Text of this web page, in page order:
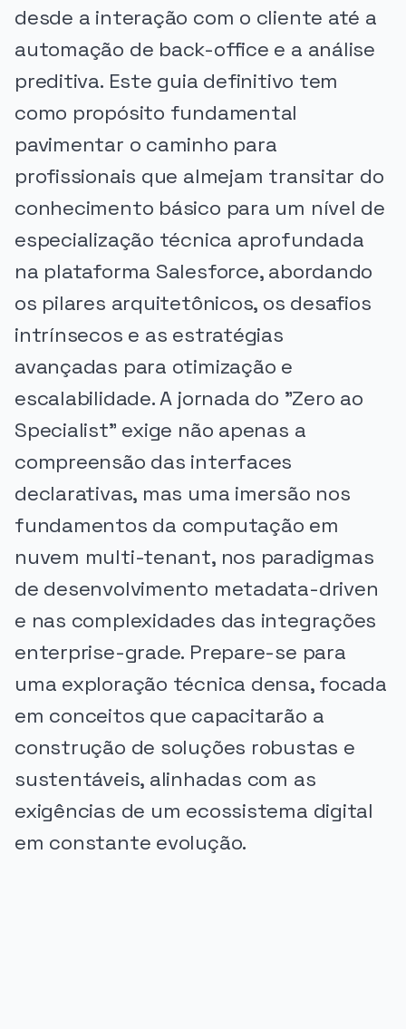
desde a interação com o cliente até a
automação de back-office e a análise
preditiva. Este guia definitivo tem
como propósito fundamental
pavimentar o caminho para
profissionais que almejam transitar do
conhecimento básico para um nível de
especialização técnica aprofundada
na plataforma Salesforce, abordando
os pilares arquitetônicos, os desafios
intrínsecos e as estratégias
avançadas para otimização e
escalabilidade. A jornada do "Zero ao
Specialist" exige não apenas a
compreensão das interfaces
declarativas, mas uma imersão nos
fundamentos da computação em
nuvem multi-tenant, nos paradigmas
de desenvolvimento metadata-driven
e nas complexidades das integrações
enterprise-grade. Prepare-se para
uma exploração técnica densa, focada
em conceitos que capacitarão a
construção de soluções robustas e
sustentáveis, alinhadas com as
exigências de um ecossistema digital
em constante evolução.